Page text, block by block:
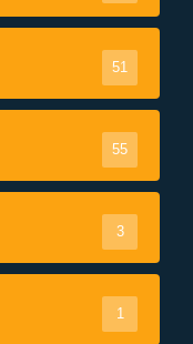
51
55
3
1